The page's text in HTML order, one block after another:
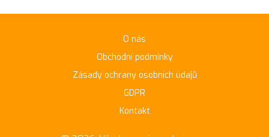
O nás
Obchodní podmínky
Zásady ochrany osobních údajů
GDPR
Kontakt